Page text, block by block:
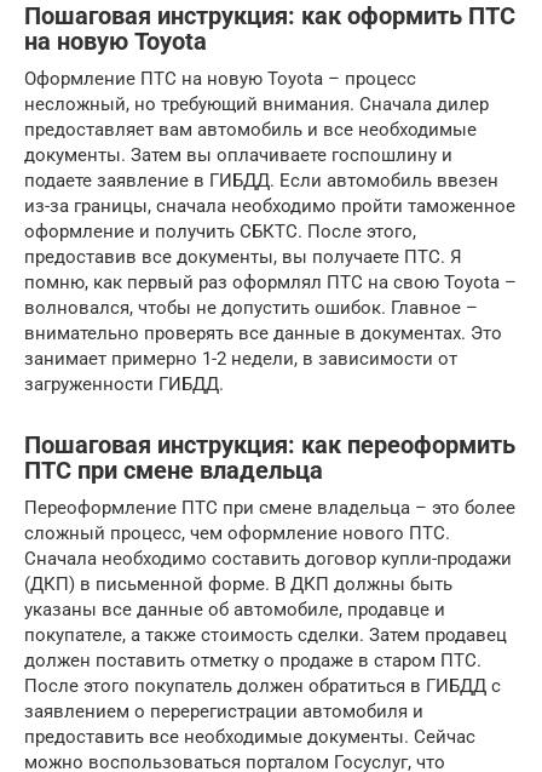
Пошаговая инструкция: как оформить ПТС
на новую Toyota
Оформление ПТС на новую Toyota – процесс
несложный, но требующий внимания. Сначала дилер
предоставляет вам автомобиль и все необходимые
документы. Затем вы оплачиваете госпошлину и
подаете заявление в ГИБДД. Если автомобиль ввезен
из-за границы, сначала необходимо пройти таможенное
оформление и получить СБКТС. После этого,
предоставив все документы, вы получаете ПТС. Я
помню, как первый раз оформлял ПТС на свою Toyota –
волновался, чтобы не допустить ошибок. Главное –
внимательно проверять все данные в документах. Это
занимает примерно 1-2 недели, в зависимости от
загруженности ГИБДД.
Пошаговая инструкция: как переоформить
ПТС при смене владельца
Переоформление ПТС при смене владельца – это более
сложный процесс, чем оформление нового ПТС.
Сначала необходимо составить договор купли-продажи
(ДКП) в письменной форме. В ДКП должны быть
указаны все данные об автомобиле, продавце и
покупателе, а также стоимость сделки. Затем продавец
должен поставить отметку о продаже в старом ПТС.
После этого покупатель должен обратиться в ГИБДД с
заявлением о перерегистрации автомобиля и
предоставить все необходимые документы. Сейчас
можно воспользоваться порталом Госуслуг, что